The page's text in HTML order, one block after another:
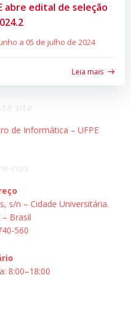
abre edital de seleção
a 05 de julho de 2024
Leia mais
de Informática – UFPE
s/n – Cidade Universitária.
– Brasil
560
8:00–18:00